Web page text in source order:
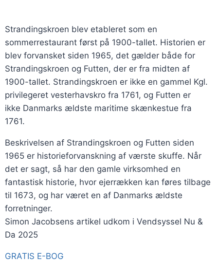
Strandingskroen blev etableret som en
sommerrestaurant først på 1900-tallet. Historien er
blev forvansket siden 1965, det gælder både for
Strandingskroen og Futten, der er fra midten af
1900-tallet. Strandingskroen er ikke en gammel Kgl.
privilegeret vesterhavskro fra 1761, og Futten er
ikke Danmarks ældste maritime skænkestue fra
1761.
Beskrivelsen af Strandingskroen og Futten siden
1965 er historieforvanskning af værste skuffe. Når
det er sagt, så har den gamle virksomhed en
fantastisk historie, hvor ejerrækken kan føres tilbage
til 1673, og har været en af Danmarks ældste
forretninger.
Simon Jacobsens artikel udkom i Vendsyssel Nu &
Da 2025
GRATIS E-BOG